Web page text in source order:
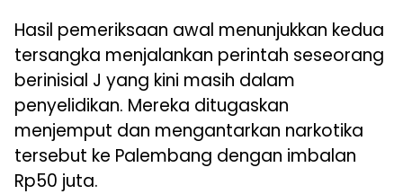
Hasil pemeriksaan awal menunjukkan kedua
tersangka menjalankan perintah seseorang
berinisial J yang kini masih dalam
penyelidikan. Mereka ditugaskan
menjemput dan mengantarkan narkotika
tersebut ke Palembang dengan imbalan
Rp50 juta.